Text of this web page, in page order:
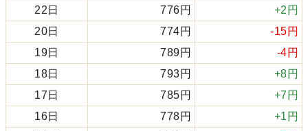
22日
776円
+2円
20日
774円
-15円
19日
789円
-4円
18日
793円
+8円
17日
785円
+7円
16日
778円
+1円